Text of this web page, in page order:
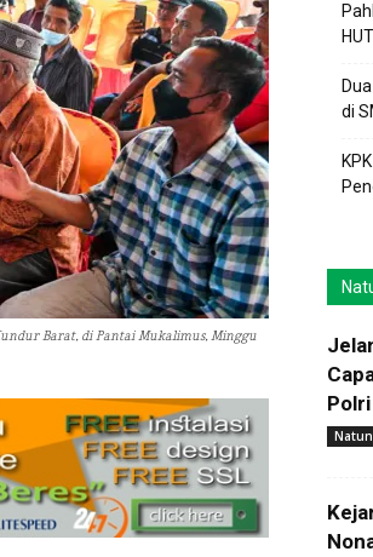
Barat, di Pantai Mukalimus, Minggu
di